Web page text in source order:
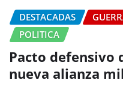
DESTACADAS
POLITICA
Pacto defensivo
nueva alianza